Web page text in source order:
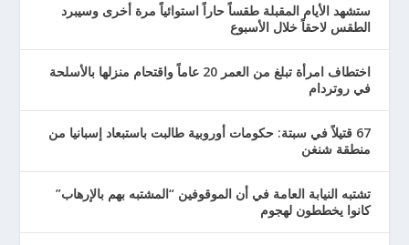
ستشهد الأيام المقبلة طقساً حاراً استوائياً مرة أخرى وسيبرد
الطقس لاحقاً خلال الأسبوع
اختطاف امرأة تبلغ من العمر 20 عاماً واقتحام منزلها بالأسلحة
في روتردام
67 قتيلاً في سبتة: حكومات أوروبية طالبت باستبعاد إسبانيا من
منطقة شنغن
تشتبه النيابة العامة في أن الموقوفين “المشتبه بهم بالإرهاب”
كانوا يخططون لهجوم